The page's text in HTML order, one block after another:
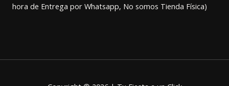
hora de Entrega por Whatsapp, No somos Tienda Física)